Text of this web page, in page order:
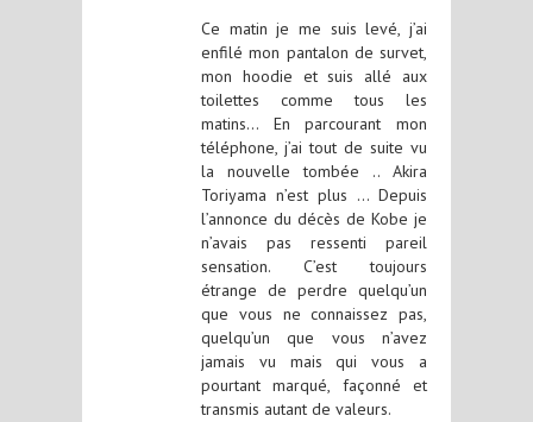
Ce matin je me suis levé, j’ai
enfilé mon pantalon de survet,
mon hoodie et suis allé aux
toilettes comme tous les
matins… En parcourant mon
téléphone, j’ai tout de suite vu
la nouvelle tombée .. Akira
Toriyama n’est plus … Depuis
l’annonce du décès de Kobe je
n’avais pas ressenti pareil
sensation. C’est toujours
étrange de perdre quelqu’un
que vous ne connaissez pas,
quelqu’un que vous n’avez
jamais vu mais qui vous a
pourtant marqué, façonné et
transmis autant de valeurs.